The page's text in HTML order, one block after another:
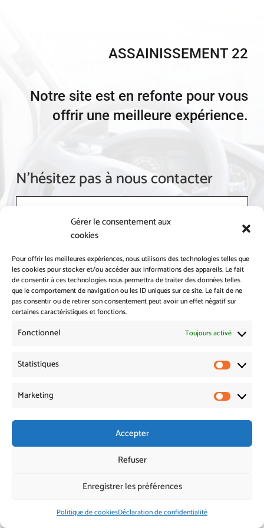
Gérer le consentement aux
cookies
Pour offrir les meilleures expériences, nous utilisons des technologies telles que
les cookies pour stocker et/ou accéder aux informations des appareils. Le fait
de consentir à ces technologies nous permettra de traiter des données telles
que le comportement de navigation ou les ID uniques sur ce site. Le fait de ne
pas consentir ou de retirer son consentement peut avoir un effet négatif sur
certaines caractéristiques et fonctions.
Fonctionnel Toujours activé
Statistiques
Marketing
Accepter
Refuser
Enregistrer les préférences
Politique de cookiesDéclaration de confidentialité
ASSAINISSEMENT 22
Notre site est en refonte pour vous
offrir une meilleure expérience.
N'hésitez pas à nous contacter
Assainissement 22 © 2026 –mentions légales